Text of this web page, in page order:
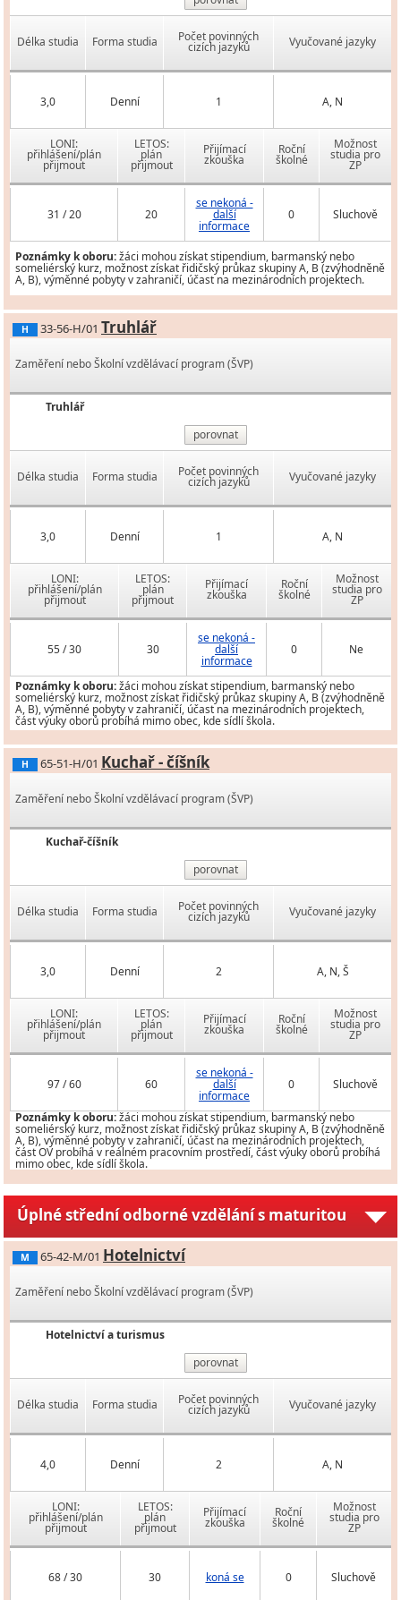
Délka studia Forma studia Počet povinných
cizích jazyků Vyučované jazyky
3,0 Denní 1 A, N
LONI:
přihlášení/plán
přijmout
LETOS:
plán
přijmout
Přijímací
zkouška
Roční
školné
Možnost
studia pro
ZP
31 / 20 20
se nekoná -
další
informace
0 Sluchově
Poznámky k oboru:žáci mohou získat stipendium, barmanský nebo
someliérský kurz, možnost získat řidičský průkaz skupiny A, B (zvýhodněně
A, B), výměnné pobyty v zahraničí, účast na mezinárodních projektech.
H 33-56-H/01 Truhlář
Zaměření nebo Školní vzdělávací program (ŠVP)
Truhlář
porovnat
Délka studia Forma studia Počet povinných
cizích jazyků Vyučované jazyky
3,0 Denní 1 A, N
LONI:
přihlášení/plán
přijmout
LETOS:
plán
přijmout
Přijímací
zkouška
Roční
školné
Možnost
studia pro
ZP
55 / 30 30
se nekoná -
další
informace
0 Ne
Poznámky k oboru:žáci mohou získat stipendium, barmanský nebo
someliérský kurz, možnost získat řidičský průkaz skupiny A, B (zvýhodněně
A, B), výměnné pobyty v zahraničí, účast na mezinárodních projektech,
část výuky oborů probíhá mimo obec, kde sídlí škola.
H 65-51-H/01 Kuchař - číšník
Zaměření nebo Školní vzdělávací program (ŠVP)
Kuchař-číšník
porovnat
Délka studia Forma studia Počet povinných
cizích jazyků Vyučované jazyky
3,0 Denní 2 A, N, Š
LONI:
přihlášení/plán
přijmout
LETOS:
plán
přijmout
Přijímací
zkouška
Roční
školné
Možnost
studia pro
ZP
97 / 60 60
se nekoná -
další
informace
0 Sluchově
Poznámky k oboru:žáci mohou získat stipendium, barmanský nebo
someliérský kurz, možnost získat řidičský průkaz skupiny A, B (zvýhodněně
A, B), výměnné pobyty v zahraničí, účast na mezinárodních projektech,
část OV probíhá v reálném pracovním prostředí, část výuky oborů probíhá
mimo obec, kde sídlí škola.
Úplné střední odborné vzdělání s maturitou
M 65-42-M/01 Hotelnictví
Zaměření nebo Školní vzdělávací program (ŠVP)
Hotelnictví a turismus
porovnat
Délka studia Forma studia Počet povinných
cizích jazyků Vyučované jazyky
4,0 Denní 2 A, N
LONI:
přihlášení/plán
přijmout
LETOS:
plán
přijmout
Přijímací
zkouška
Roční
školné
Možnost
studia pro
ZP
68 / 30 30 koná se 0 Sluchově